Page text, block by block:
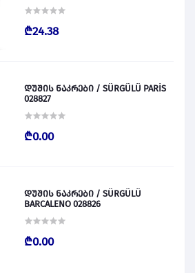
₾24.38
დუშის ნაკრები / SÜRGÜLÜ PARİS
028827
₾0.00
დუშის ნაკრები / SÜRGÜLÜ
BARCALENO 028826
₾0.00